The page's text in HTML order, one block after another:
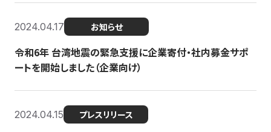
2024.04.17 お知らせ
令和6年 台湾地震の緊急支援に企業寄付・社内募金サポ
ートを開始しました（企業向け）
2024.04.15 プレスリリース